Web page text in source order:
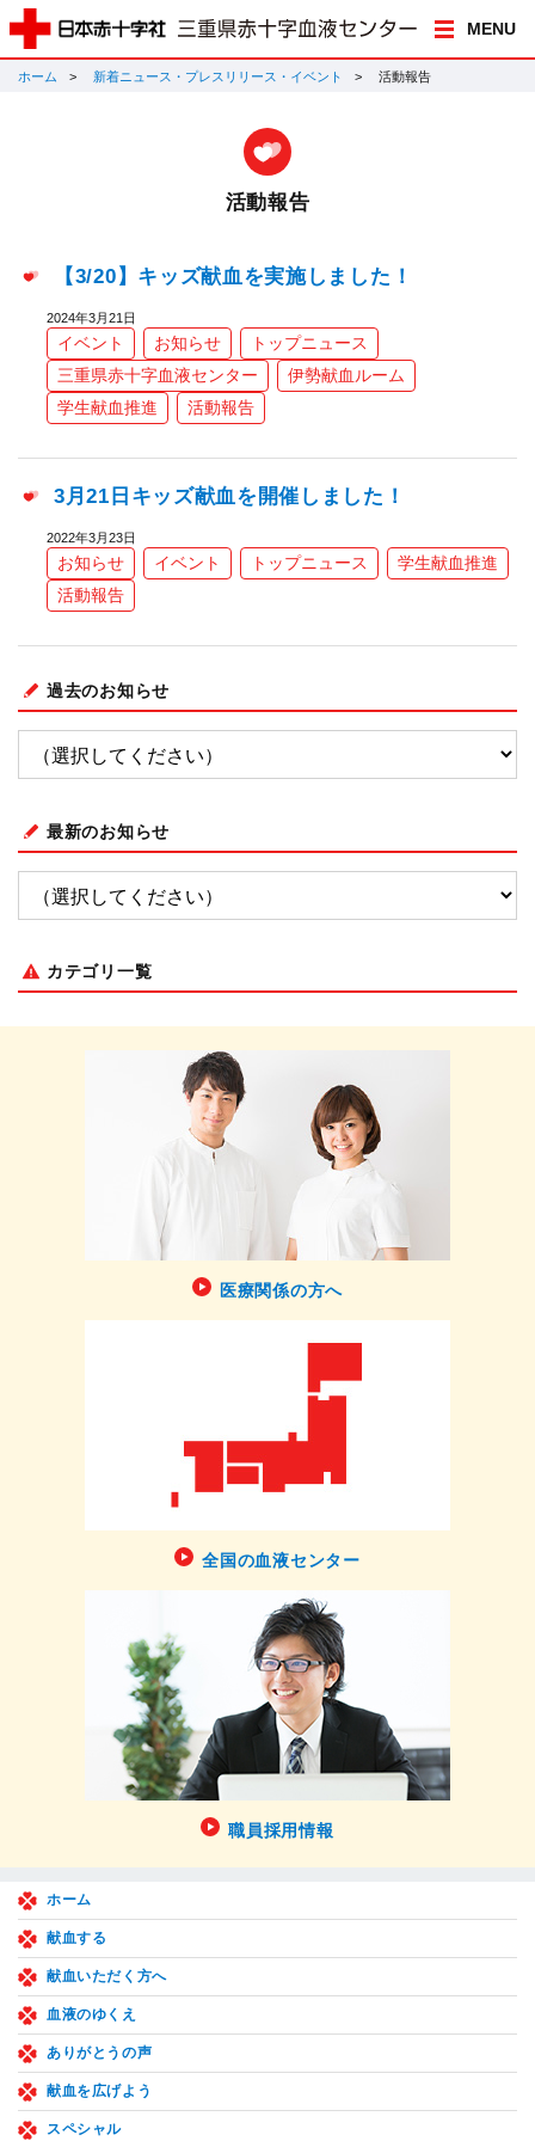
MENU
ホーム 新着ニュース・プレスリリース・イベント 活動報告
活動報告
【3/20】キッズ献血を実施しました！
2024年3月21日
イベント お知らせ
トップニュース
三重県赤十字血液センター
伊勢献血ルーム
学生献血推進
活動報告
3月21日キッズ献血を開催しました！
2022年3月23日
お知らせ イベント トップニュース
学生献血推進
活動報告
過去のお知らせ
最新のお知らせ
カテゴリ一覧
医療関係の方へ
全国の血液センター
職員採用情報
ホーム
献血する
献血いただく方へ
血液のゆくえ
ありがとうの声
献血を広げよう
スペシャル